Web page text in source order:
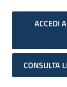
ACCEDI
CONSULTA